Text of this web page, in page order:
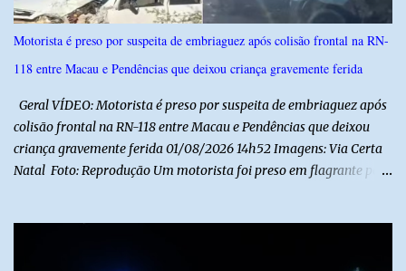
Motorista é preso por suspeita de embriaguez após colisão frontal na RN-
118 entre Macau e Pendências que deixou criança gravemente ferida
Geral VÍDEO: Motorista é preso por suspeita de embriaguez após
colisão frontal na RN-118 entre Macau e Pendências que deixou
criança gravemente ferida 01/08/2026 14h52 Imagens: Via Certa
Natal Foto: Reprodução Um motorista foi preso em flagrante por